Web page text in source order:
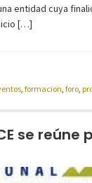
entidad cuya
[…]
formacion foro
se